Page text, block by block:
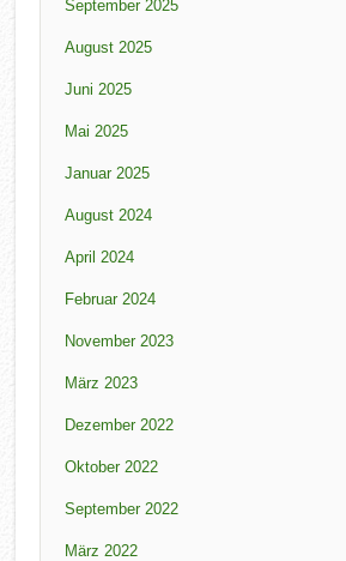
September 2025
August 2025
Juni 2025
Mai 2025
Januar 2025
August 2024
April 2024
Februar 2024
November 2023
März 2023
Dezember 2022
Oktober 2022
September 2022
März 2022